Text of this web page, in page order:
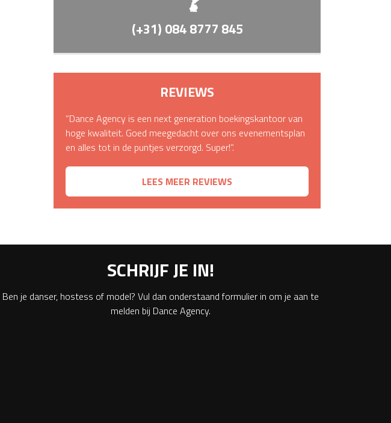
(+31) 084 8777 845
REVIEWS
“Dance Agency is een next generation boekingskantoor van
hoge kwaliteit. Goed meegedacht over ons evenementsplan
en alles tot in de puntjes verzorgd. Super!”.
LEES MEER REVIEWS
SCHRIJF JE IN!
Ben je danser, hostess of model? Vul dan onderstaand formulier in om je aan te
melden bij Dance Agency.